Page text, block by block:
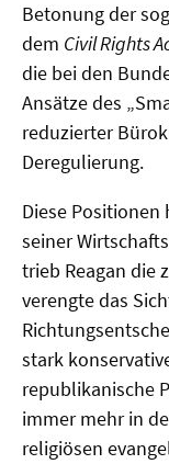
Betonung der
dem Civil Rights
die bei den
Ansätze des
reduzierter
Deregulierung.
Diese
seiner
trieb Reagan die
verengte das
stark
republikanische
immer mehr in
religiösen